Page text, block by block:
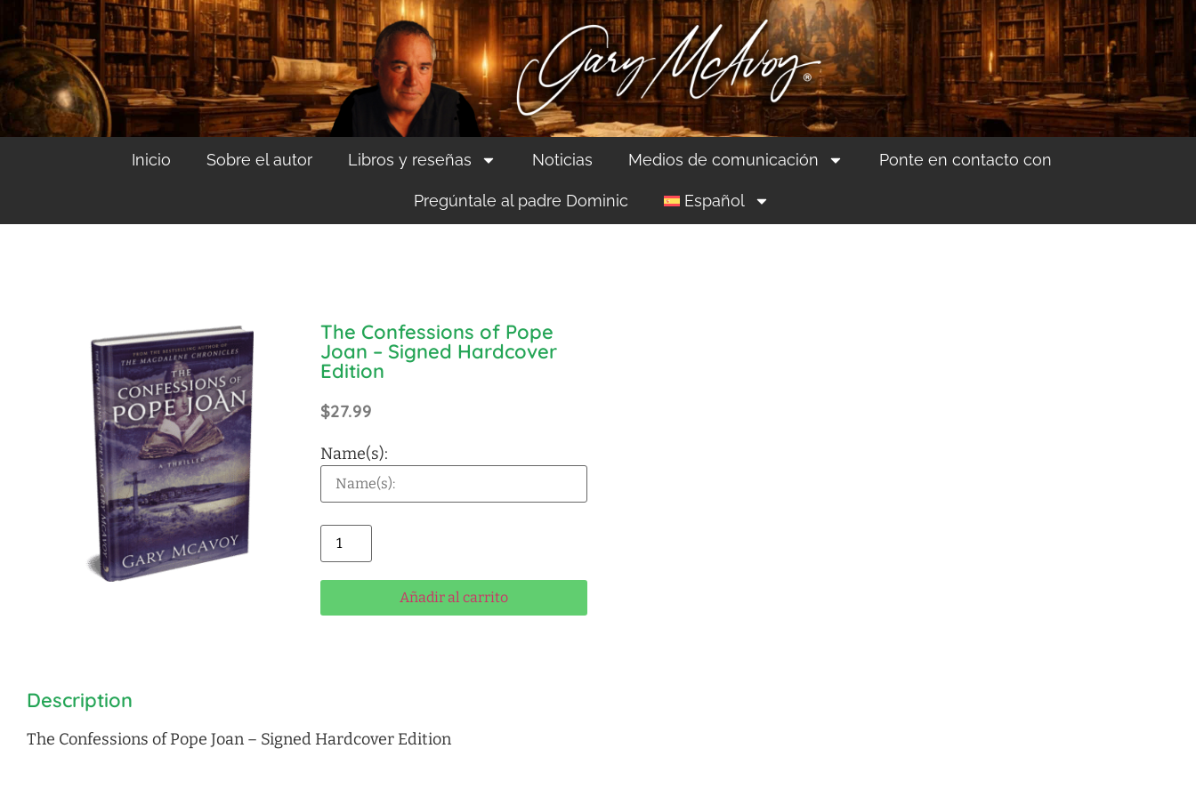
Inicio Sobre el autor Libros y reseñas Noticias Medios de comunicación Ponte en contacto con
Pregúntale al padre Dominic Español
The Confessions of Pope
Joan – Signed Hardcover
Edition
$27.99
Name(s):
Añadir al carrito
Description
The Confessions of Pope Joan – Signed Hardcover Edition